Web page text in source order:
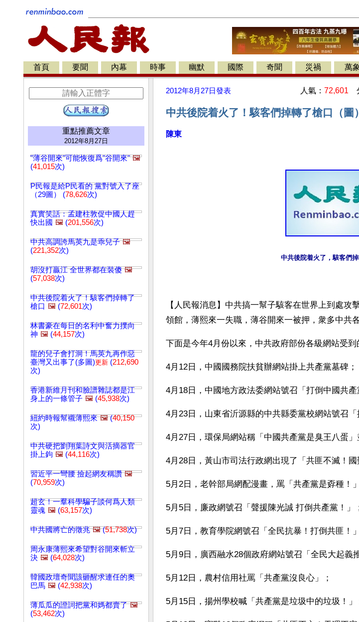
首頁 要聞 內幕 時事 幽默 國際 奇聞 災禍 萬象
重點推薦文章
2012年8月27日
"薄谷開來"可能恢復爲"谷開來" 🖼️
(41,015次)
P民報是給P民看的 黨對號入了座
（29圖） (78,626次)
真實笑話：孟建柱敦促中國人趕
快出國 🖼️ (201,556次)
中共高調誇馬英九是乖兒子 🖼️
(221,352次)
胡沒打贏江 全世界都在裝傻 🖼️
(57,038次)
中共後院着火了！駭客們掉轉了
槍口 🖼️ (72,601次)
林書豪在每日的名利中奮力撲向
神 🖼️ (44,157次)
龍的兒子會打洞！馬英九再作惡
臺灣又出事了(多圖)更新 (212,690
次)
香港新維月刊和臉譜雜誌都是江
身上的一條管子 🖼️ (45,938次)
紐約時報幫襯薄熙來 🖼️(40,150
次)
中共硬把劉翔葉詩文與活摘器官
掛上鉤 🖼️ (44,116次)
習近平一彎腰 撿起網友稱讚 🖼️
(70,959次)
超玄！一羣科學騙子談何爲人類
靈魂 🖼️ (63,157次)
中共國將亡的徵兆 🖼️(51,738次)
周永康薄熙來希望對谷開來斬立
決 🖼️ (64,028次)
韓國政壇奇聞該砸醒求連任的奧
巴馬 🖼️ (42,938次)
薄瓜瓜的證詞把黨和媽都賣了 🖼️
(53,462次)
2012年8月27日發表 人氣： 72,601
中共後院着火了！駭客們掉轉了槍口（圖）
陳東
中共後院着火了，駭客們掉
【人民報消息】中共搞一幫子駭客在世界上到處
領館，薄熙來一失職，薄谷開來一被押，衆多中共
下面是今年4月份以來，中共政府部份各級網站受到
4月12日，中國國務院扶貧辦網站掛上共產黨墓碑；
4月18日，中國地方政法委網站號召「打倒中國共產
4月23日，山東省沂源縣的中共縣委黨校網站號召
4月27日，環保局網站稱「中國共產黨是臭王八蛋」
4月28日，黃山市司法行政網出現了「共匪不滅！國
5月2日，老幹部局網配漫畫，罵「共產黨是孬種！
5月5日，廉政網號召「聲援陳光誠 打倒共產黨！」
5月7日，教育學院網號召「全民抗暴！打倒共匪！
5月9日，廣西融水28個政府網站號召「全民大起義
5月12日，農村信用社罵「共產黨沒良心」；
5月15日，揚州學校喊「共產黨是垃圾中的垃圾！」